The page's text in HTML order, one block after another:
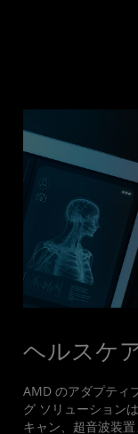
ヘルスケ
AMD のアダプティ
グ ソリューション
キャン、超音波装